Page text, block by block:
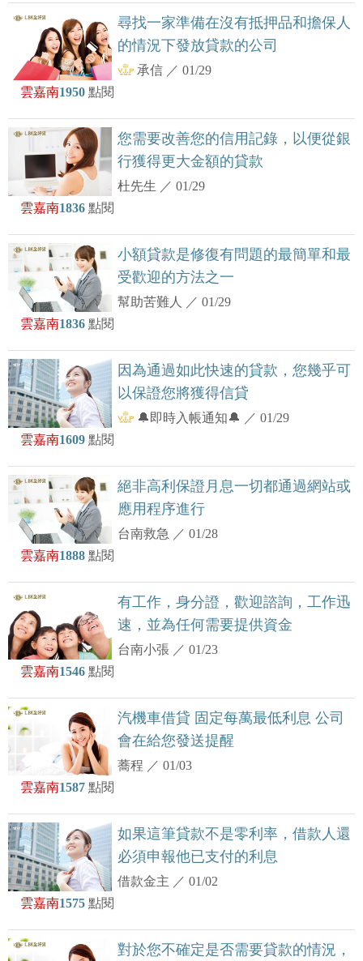
尋找一家準備在沒有抵押品和擔保人
的情況下發放貸款的公司
承信 ／01/29
雲嘉南1950 點閱
您需要改善您的信用記錄，以便從銀
行獲得更大金額的貸款
杜先生 ／01/29
雲嘉南1836 點閱
小額貸款是修復有問題的最簡單和最
受歡迎的方法之一
幫助苦難人 ／01/29
雲嘉南1836 點閱
因為通過如此快速的貸款，您幾乎可
以保證您將獲得信貸
🔔即時入帳通知🔔 ／01/29
雲嘉南1609 點閱
絕非高利保證月息一切都通過網站或
應用程序進行
台南救急 ／01/28
雲嘉南1888 點閱
有工作，身分證，歡迎諮詢，工作迅
速，並為任何需要提供資金
台南小張 ／01/23
雲嘉南1546 點閱
汽機車借貸 固定每萬最低利息 公司
會在給您發送提醒
蕎程 ／01/03
雲嘉南1587 點閱
如果這筆貸款不是零利率，借款人還
必須申報他已支付的利息
借款金主 ／01/02
雲嘉南1575 點閱
對於您不確定是否需要貸款的情況，